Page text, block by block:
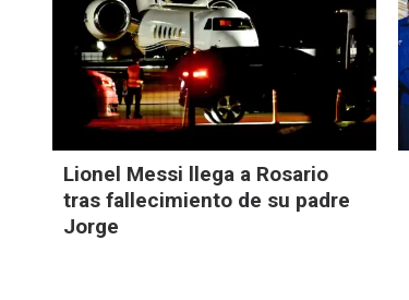
Lionel Messi llega a Rosario
tras fallecimiento de su padre
Jorge